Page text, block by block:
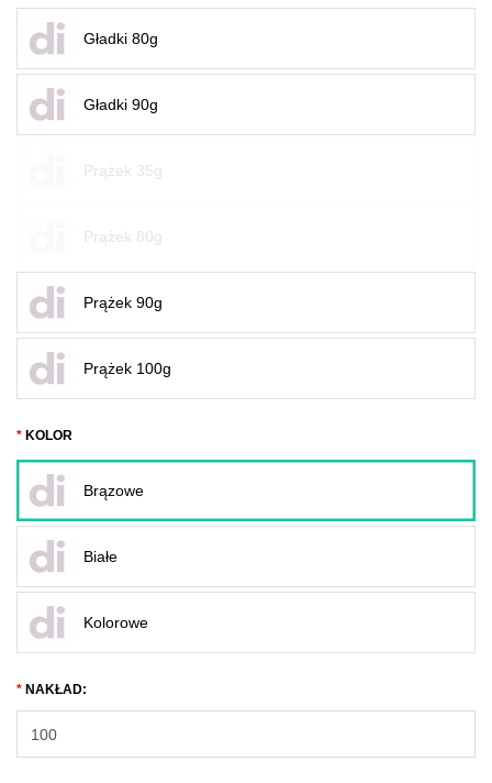
Gładki 80g
Gładki 90g
Prążek 35g
Prążek 80g
Prążek 90g
Prążek 100g
KOLOR
Brązowe
Białe
Kolorowe
NAKŁAD: